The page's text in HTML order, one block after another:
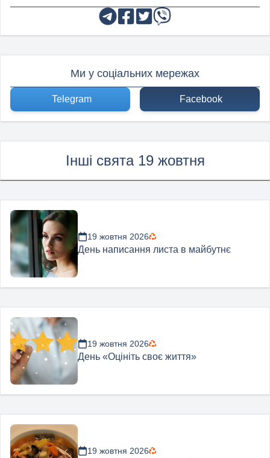
Ми у соціальних мережах
Telegram Facebook
Інші свята 19 жовтня
19 жовтня 2026
День написання листа в майбутнє
19 жовтня 2026
День «Оцініть своє життя»
19 жовтня 2026